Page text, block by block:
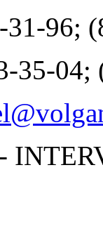
31-96;
35-04;
-